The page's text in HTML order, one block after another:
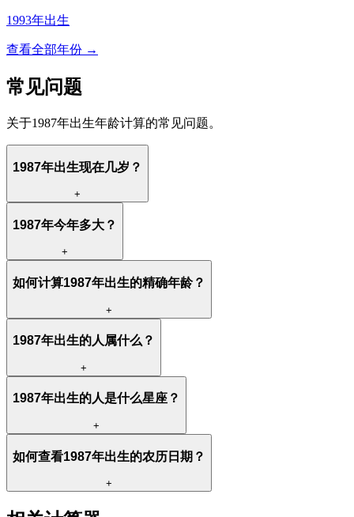
1993年出生
查看全部年份 →
常见问题
关于1987年出生年龄计算的常见问题。
1987年出生现在几岁？
+
1987年今年多大？
+
如何计算1987年出生的精确年龄？
+
1987年出生的人属什么？
+
1987年出生的人是什么星座？
+
如何查看1987年出生的农历日期？
+